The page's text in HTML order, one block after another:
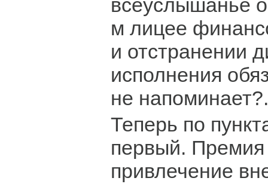
всеуслышанье
м лицее
и отстранении
исполнения
не
Теперь по
первый.
привлечение